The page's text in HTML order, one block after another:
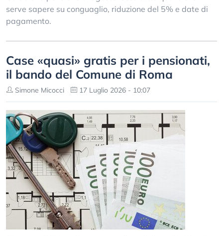
serve sapere su conguaglio, riduzione del 5% e date di
pagamento.
Case «quasi» gratis per i pensionati,
il bando del Comune di Roma
Simone Micocci 17 Luglio 2026 - 10:07